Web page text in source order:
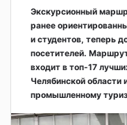
Экскурсионный
ранее
и студентов, теперь
посетителей.
входит в топ-17
Челябинской области
промышленному